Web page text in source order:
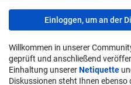
Einloggen, um an der
Willkommen in unserer
geprüft und anschließend
Einhaltung unsererNetiquette
Diskussionen steht Ihnen ebenso